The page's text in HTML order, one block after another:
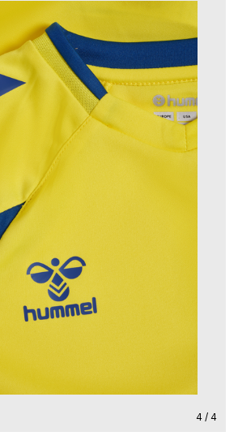
4 / 4